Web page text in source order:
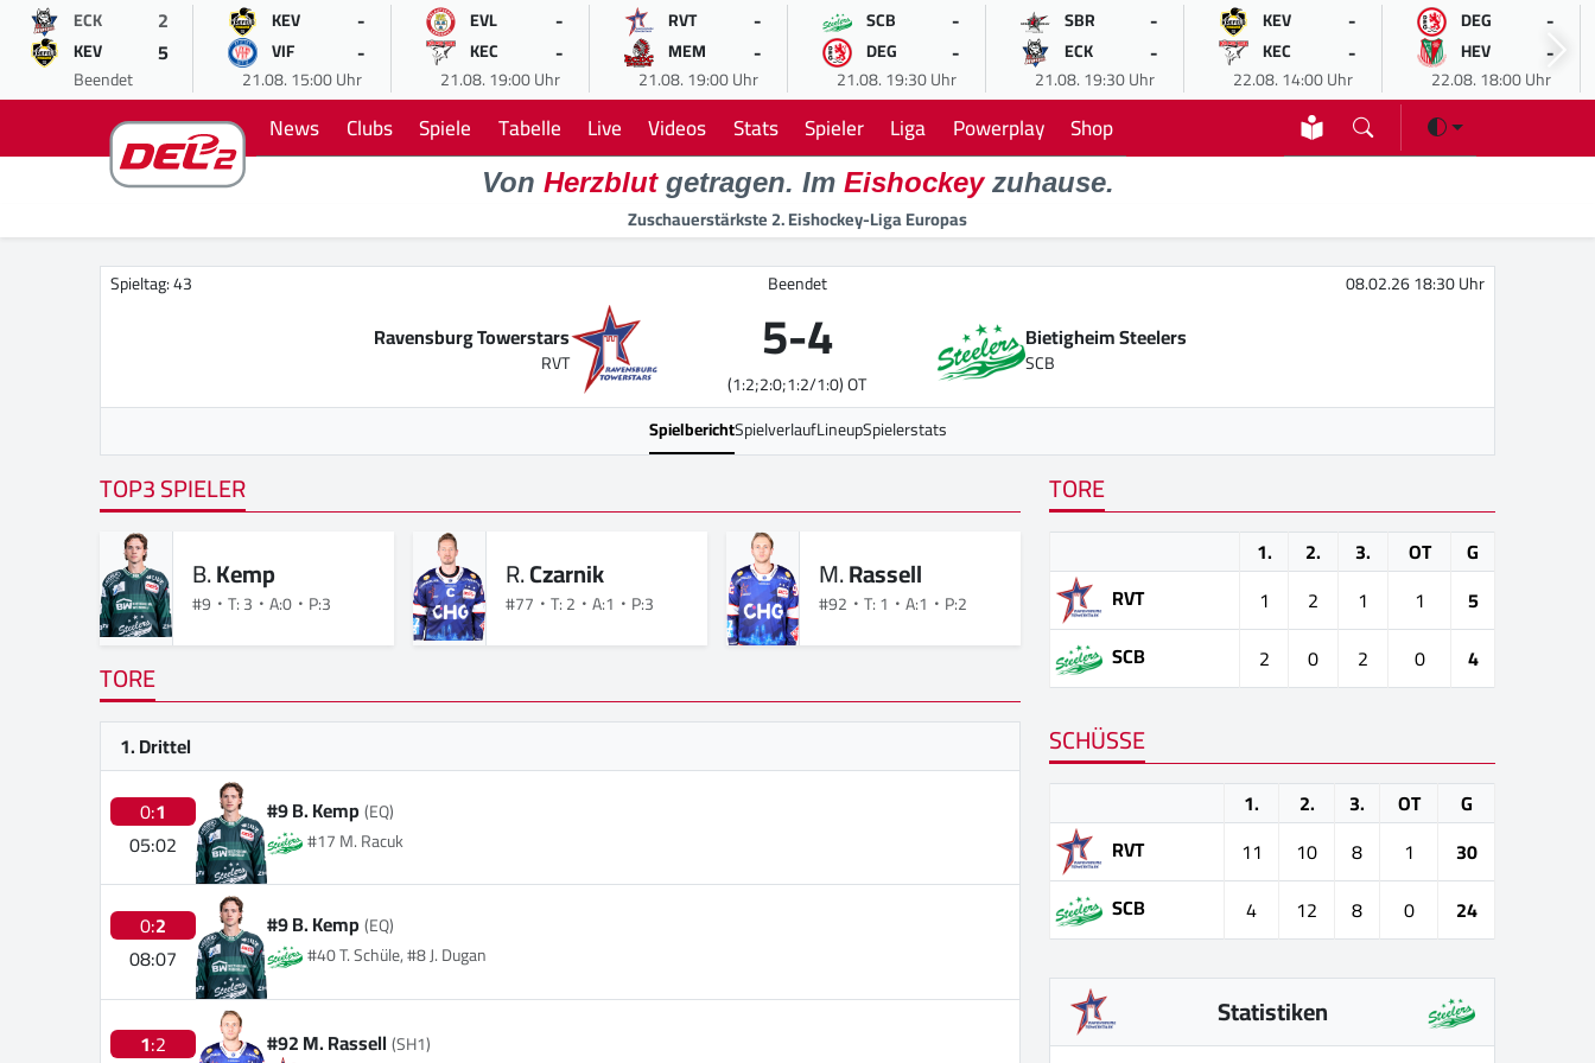
ECK 2
KEV 5
Beendet
KEV -
VIF -
21.08. 15:00 Uhr
EVL -
KEC -
21.08. 19:00 Uhr
RVT -
MEM -
21.08. 19:00 Uhr
SCB -
DEG -
21.08. 19:30 Uhr
SBR -
ECK -
21.08. 19:30 Uhr
KEV -
KEC -
22.08. 14:00 Uhr
DEG -
HEV -
22.08. 18:00 Uhr
News Clubs Spiele Tabelle Live Videos Stats Spieler Liga Powerplay Shop
Von Herzblutgetragen. Im Eishockeyzuhause.
Zuschauerstärkste 2. Eishockey-Liga Europas
Spieltag: 43 Beendet 08.02.26 18:30 Uhr
Ravensburg Towerstars
RVT 5-4
(1:2;2:0;1:2/1:0) OT
Bietigheim Steelers
SCB
SpielberichtSpielverlaufLineupSpielerstats
TOP3 SPIELER
B.Kemp
#9 T: 3 A:0 P:3
R.Czarnik
#77 T: 2 A:1 P:3
M.Rassell
#92 T: 1 A:1 P:2
TORE
1. Drittel
0:1
05:02
#9 B. Kemp(EQ)
#17 M. Racuk
0:2
08:07
#9 B. Kemp(EQ)
#40 T. Schüle, #8 J. Dugan
1:2
#92 M. Rassell(SH1)
TORE
1. 2. 3. OT
G
RVT
1 2 1 1
5
SCB
2 0 2 0 4
SCHÜSSE
1. 2. 3. OT
G
RVT
11 10 8 1
30
SCB
4 12 8 0 24
Statistiken